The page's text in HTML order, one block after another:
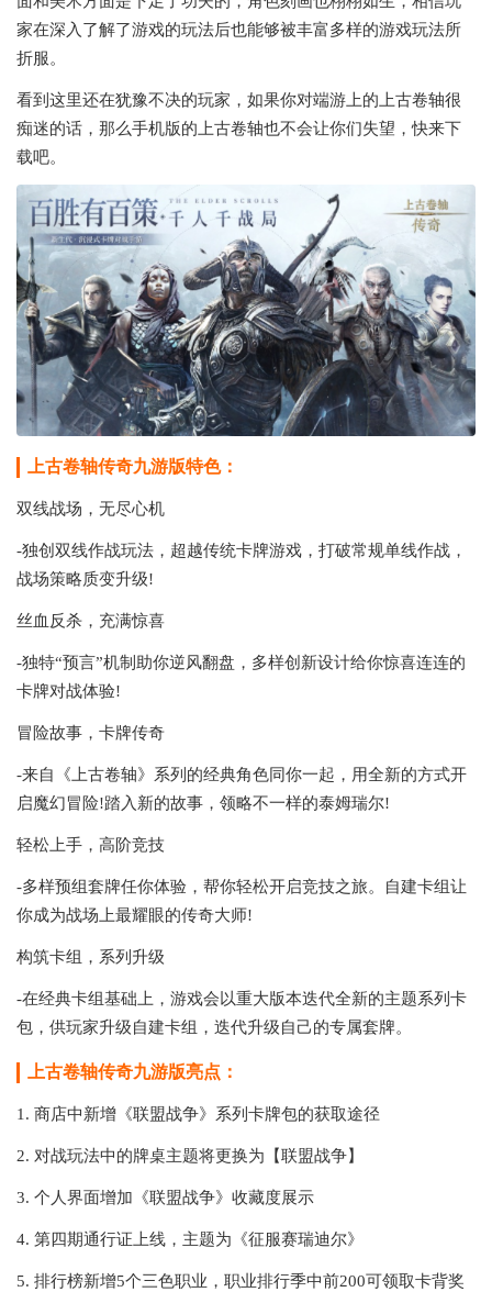
家在深入了解了游戏的玩法后也能够被丰富多样的游戏玩法所
折服。
看到这里还在犹豫不决的玩家，如果你对端游上的上古卷轴很
痴迷的话，那么手机版的上古卷轴也不会让你们失望，快来下
载吧。
上古卷轴传奇九游版特色：
双线战场，无尽心机
-独创双线作战玩法，超越传统卡牌游戏，打破常规单线作战，
战场策略质变升级!
丝血反杀，充满惊喜
-独特“预言”机制助你逆风翻盘，多样创新设计给你惊喜连连的
卡牌对战体验!
冒险故事，卡牌传奇
-来自《上古卷轴》系列的经典角色同你一起，用全新的方式开
启魔幻冒险!踏入新的故事，领略不一样的泰姆瑞尔!
轻松上手，高阶竞技
-多样预组套牌任你体验，帮你轻松开启竞技之旅。自建卡组让
你成为战场上最耀眼的传奇大师!
构筑卡组，系列升级
-在经典卡组基础上，游戏会以重大版本迭代全新的主题系列卡
包，供玩家升级自建卡组，迭代升级自己的专属套牌。
上古卷轴传奇九游版亮点：
1. 商店中新增《联盟战争》系列卡牌包的获取途径
2. 对战玩法中的牌桌主题将更换为【联盟战争】
3. 个人界面增加《联盟战争》收藏度展示
4. 第四期通行证上线，主题为《征服赛瑞迪尔》
5. 排行榜新增5个三色职业，职业排行季中前200可领取卡背奖